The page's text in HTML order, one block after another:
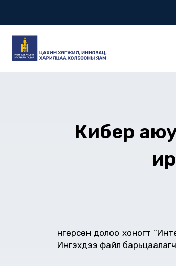
Кибер
Өнгөрсөн долоо хоногт
Ингэхдээ файл